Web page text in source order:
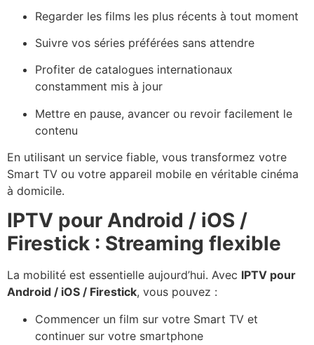
Regarder les films les plus récents à tout moment
Suivre vos séries préférées sans attendre
Profiter de catalogues internationaux
constamment mis à jour
Mettre en pause, avancer ou revoir facilement le
contenu
En utilisant un service fiable, vous transformez votre
Smart TV ou votre appareil mobile en véritable cinéma
à domicile.
IPTV pour Android / iOS /
Firestick : Streaming flexible
La mobilité est essentielle aujourd’hui. Avec IPTV pour
Android / iOS / Firestick, vous pouvez :
Commencer un film sur votre Smart TV et
continuer sur votre smartphone